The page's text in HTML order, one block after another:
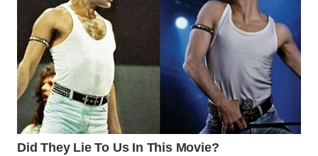
WN
TAPANULI
UTARA
WN
SAMOSIR